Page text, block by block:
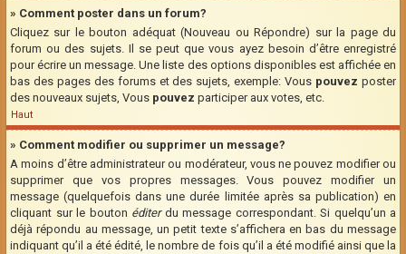
» Comment poster dans un forum?
Cliquez sur le bouton adéquat (Nouveau ou Répondre) sur la page du
forum ou des sujets. Il se peut que vous ayez besoin d’être enregistré
pour écrire un message. Une liste des options disponibles est affichée en
bas des pages des forums et des sujets, exemple: Vous pouvez poster
des nouveaux sujets, Vous pouvez participer aux votes, etc.
Haut
» Comment modifier ou supprimer un message?
A moins d’être administrateur ou modérateur, vous ne pouvez modifier ou
supprimer que vos propres messages. Vous pouvez modifier un
message (quelquefois dans une durée limitée après sa publication) en
cliquant sur le bouton éditerdu message correspondant. Si quelqu’un a
déjà répondu au message, un petit texte s’affichera en bas du message
indiquant qu’il a été édité, le nombre de fois qu’il a été modifié ainsi que la